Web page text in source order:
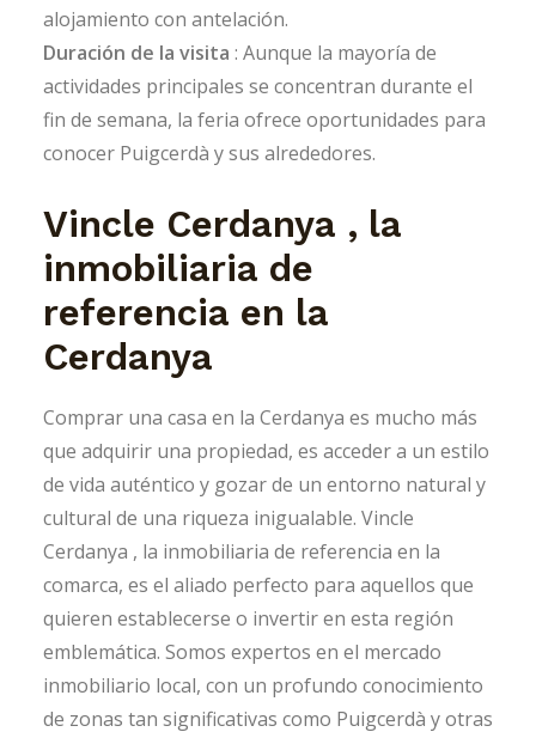
alojamiento con antelación.
Duración de la visita : Aunque la mayoría de
actividades principales se concentran durante el
fin de semana, la feria ofrece oportunidades para
conocer Puigcerdà y sus alrededores.
Vincle Cerdanya , la
inmobiliaria de
referencia en la
Cerdanya
Comprar una casa en la Cerdanya es mucho más
que adquirir una propiedad, es acceder a un estilo
de vida auténtico y gozar de un entorno natural y
cultural de una riqueza inigualable. Vincle
Cerdanya , la inmobiliaria de referencia en la
comarca, es el aliado perfecto para aquellos que
quieren establecerse o invertir en esta región
emblemática. Somos expertos en el mercado
inmobiliario local, con un profundo conocimiento
de zonas tan significativas como Puigcerdà y otras